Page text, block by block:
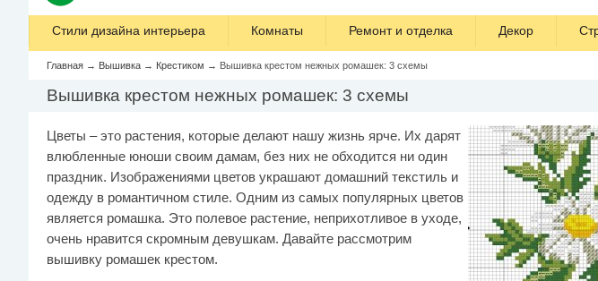
Стили дизайна интерьера Комнаты Ремонт и отделка Декор
Главная → Вышивка → Крестиком → Вышивка крестом нежных ромашек: 3 схемы
Вышивка крестом нежных ромашек: 3 схемы
Цветы – это растения, которые делают нашу жизнь ярче. Их дарят
влюбленные юноши своим дамам, без них не обходится ни один
праздник. Изображениями цветов украшают домашний текстиль и
одежду в романтичном стиле. Одним из самых популярных цветов
является ромашка. Это полевое растение, неприхотливое в уходе,
очень нравится скромным девушкам. Давайте рассмотрим
вышивку ромашек крестом.